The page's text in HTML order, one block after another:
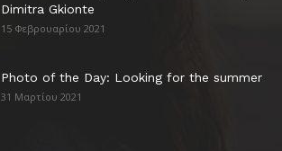
Dimitra Gkionte
15 Φεβρουαρίου 2021
Photo of the Day: Looking for the summer
31 Μαρτίου 2021